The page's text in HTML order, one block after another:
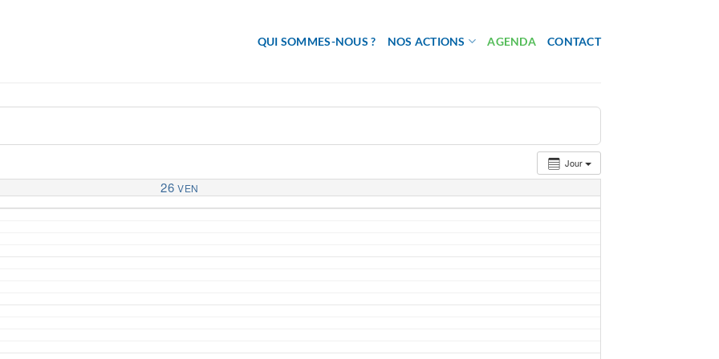
QUI SOMMES-NOUS ? NOS ACTIONS AGENDA CONTACT
Jour
26 VEN